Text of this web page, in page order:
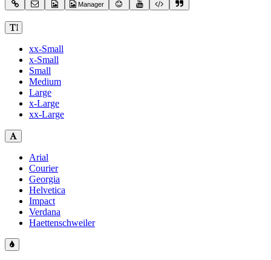
Manager
xx-Small
x-Small
Small
Medium
Large
x-Large
xx-Large
Arial
Courier
Georgia
Helvetica
Impact
Verdana
Haettenschweiler